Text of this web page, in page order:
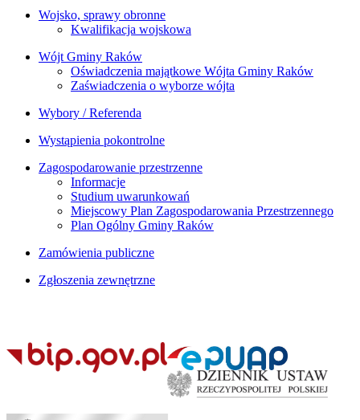
Wojsko, sprawy obronne
Kwalifikacja wojskowa
Wójt Gminy Raków
Oświadczenia majątkowe Wójta Gminy Raków
Zaświadczenia o wyborze wójta
Wybory / Referenda
Wystąpienia pokontrolne
Zagospodarowanie przestrzenne
Informacje
Studium uwarunkowań
Miejscowy Plan Zagospodarowania Przestrzennego
Plan Ogólny Gminy Raków
Zamówienia publiczne
Zgłoszenia zewnętrzne